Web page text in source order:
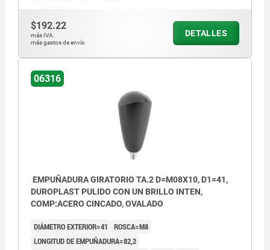
$192.22
más IVA.
más gastos de envío
DETALLES
06316
EMPUÑADURA GIRATORIO TA.2 D=M08X10, D1=41,
DUROPLAST PULIDO CON UN BRILLO INTEN,
COMP:ACERO CINCADO, OVALADO
DIÁMETRO EXTERIOR=41
ROSCA=M8
LONGITUD DE EMPUÑADURA=82,2